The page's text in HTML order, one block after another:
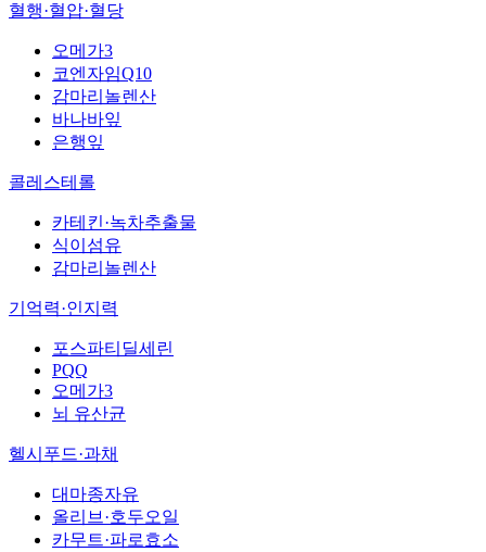
혈행·혈압·혈당
오메가3
코엔자임Q10
감마리놀렌산
바나바잎
은행잎
콜레스테롤
카테킨·녹차추출물
식이섬유
감마리놀렌산
기억력·인지력
포스파티딜세린
PQQ
오메가3
뇌 유산균
헬시푸드·과채
대마종자유
올리브·호두오일
카무트·파로효소